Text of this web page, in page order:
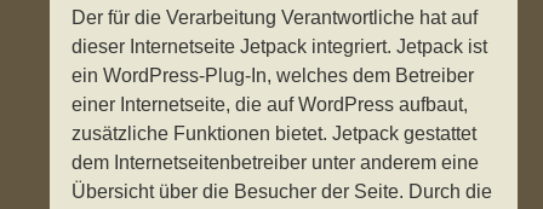
Der für die Verarbeitung Verantwortliche hat auf
dieser Internetseite Jetpack integriert. Jetpack ist
ein WordPress-Plug-In, welches dem Betreiber
einer Internetseite, die auf WordPress aufbaut,
zusätzliche Funktionen bietet. Jetpack gestattet
dem Internetseitenbetreiber unter anderem eine
Übersicht über die Besucher der Seite. Durch die